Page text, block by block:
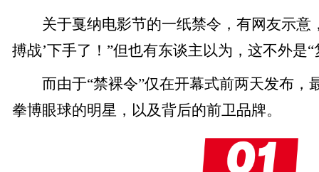
关于戛纳电影节的一纸禁令，有网友示意
搏战’下手了！”但也有东谈主以为，这不外是
而由于“禁裸令”仅在开幕式前两天发布，
拳博眼球的明星，以及背后的前卫品牌。